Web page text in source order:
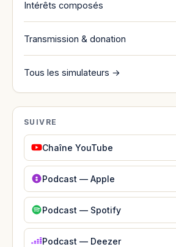
Intérêts composés
Transmission & donation
Tous les simulateurs →
SUIVRE
Chaîne YouTube
Podcast — Apple
Podcast — Spotify
Podcast — Deezer